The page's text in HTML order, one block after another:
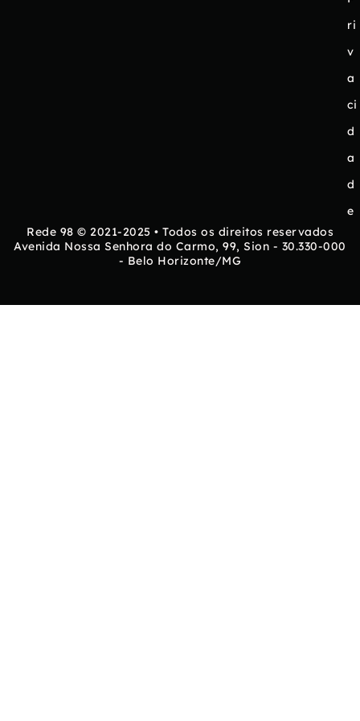
ri
v
a
ci
d
a
d
e
Rede 98 © 2021-2025 • Todos os direitos reservados
Avenida Nossa Senhora do Carmo, 99, Sion - 30.330-000
- Belo Horizonte/MG